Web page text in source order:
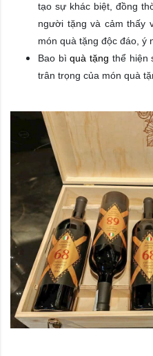
tạo sự khác biệt, đồng
người tặng và cảm thấy
món quà tặng độc đáo, ý
Bao bìquà tặng thể hiện
trân trọng của món quà